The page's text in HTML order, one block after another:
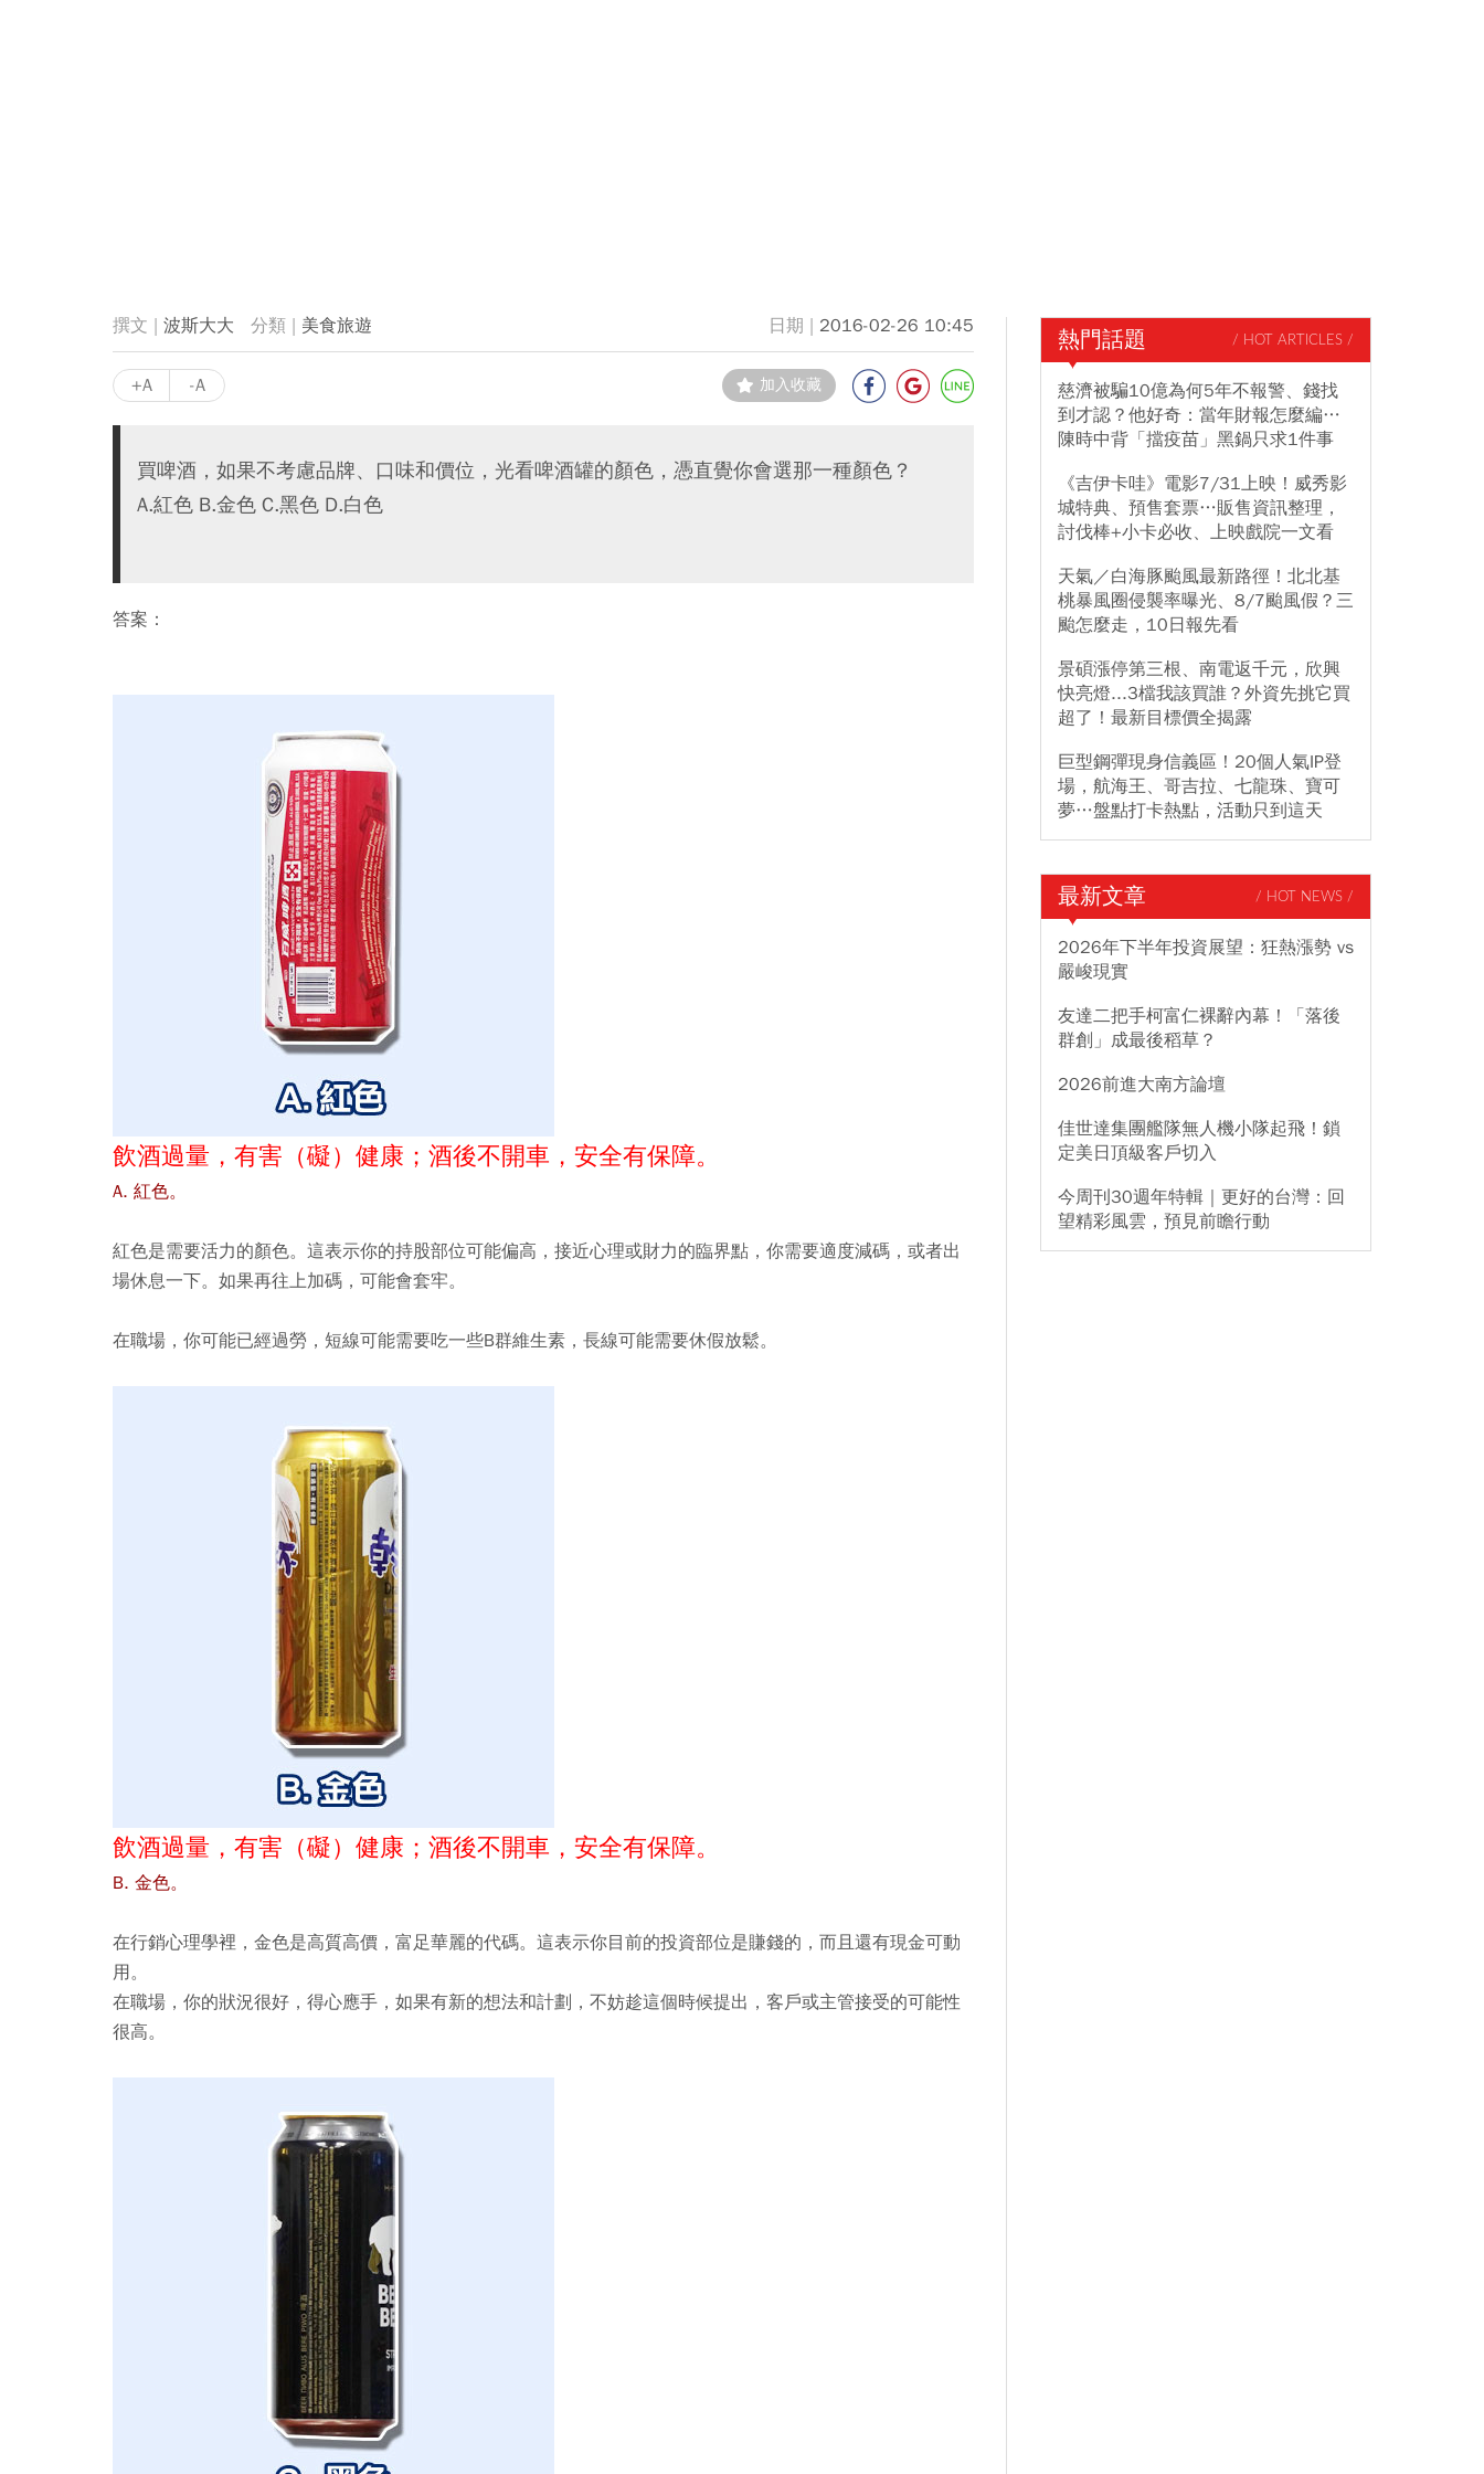
波斯大大 美食旅遊 2016-02-26 10:45
+A -A 加入收藏
買啤酒，如果不考慮品牌、口味和價位，光看啤酒罐的顏色，憑直覺你會選那一種顏色？
A.紅色 B.金色 C.黑色 D.白色
答案：
飲酒過量，有害（礙）健康；酒後不開車，安全有保障。
A. 紅色。
紅色是需要活力的顏色。這表示你的持股部位可能偏高，接近心理或財力的臨界點，你需要適度減碼，或者出
場休息一下。如果再往上加碼，可能會套牢。
在職場，你可能已經過勞，短線可能需要吃一些B群維生素，長線可能需要休假放鬆。
飲酒過量，有害（礙）健康；酒後不開車，安全有保障。
B. 金色。
在行銷心理學裡，金色是高質高價，富足華麗的代碼。這表示你目前的投資部位是賺錢的，而且還有現金可動
用。
在職場，你的狀況很好，得心應手，如果有新的想法和計劃，不妨趁這個時候提出，客戶或主管接受的可能性
很高。
熱門話題 / HOT ARTICLES /
慈濟被騙10億為何5年不報警、錢找
到才認？他好奇：當年財報怎麼編…
陳時中背「擋疫苗」黑鍋只求1件事
《吉伊卡哇》電影7/31上映！威秀影
城特典、預售套票…販售資訊整理，
討伐棒+小卡必收、上映戲院一文看
天氣／白海豚颱風最新路徑！北北基
桃暴風圈侵襲率曝光、8/7颱風假？三
颱怎麼走，10日報先看
景碩漲停第三根、南電返千元，欣興
快亮燈...3檔我該買誰？外資先挑它買
超了！最新目標價全揭露
巨型鋼彈現身信義區！20個人氣IP登
場，航海王、哥吉拉、七龍珠、寶可
夢…盤點打卡熱點，活動只到這天
最新文章 / HOT NEWS /
2026年下半年投資展望：狂熱漲勢 vs
嚴峻現實
友達二把手柯富仁裸辭內幕！「落後
群創」成最後稻草？
2026前進大南方論壇
佳世達集團艦隊無人機小隊起飛！鎖
定美日頂級客戶切入
今周刊30週年特輯｜更好的台灣：回
望精彩風雲，預見前瞻行動